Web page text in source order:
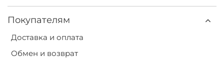
Покупателям
Доставка и оплата
Обмен и возврат